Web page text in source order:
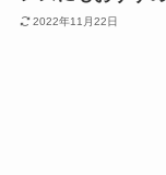
2022年11月22日